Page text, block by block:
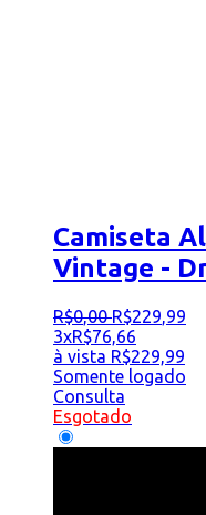
Camiseta
Vintage -
R$0,00 R$229,99
3xR$76,66
à vista R$229,99
Somente logado
Consulta
Esgotado